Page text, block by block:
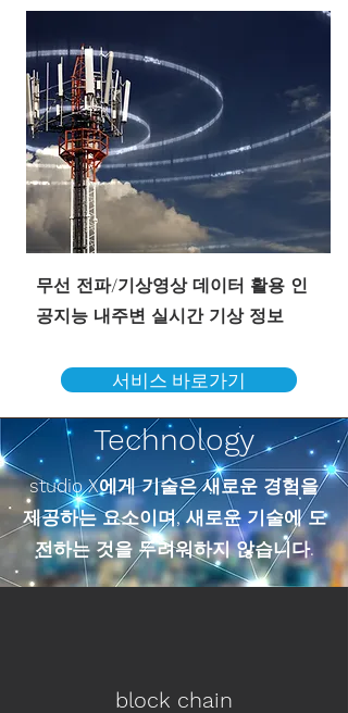
무선 전파/기상영상 데이터 활용 인
공지능 내주변 실시간 기상 정보
서비스 바로가기
Technology
studio X에게 기술은 새로운 경험을
제공하는 요소이며, 새로운 기술에 도
전하는 것을 두려워하지 않습니다.
block chain